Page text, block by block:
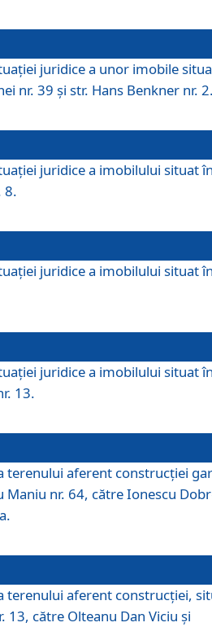
juridice a unor imobile
nr. 39 și str. Hans Benkner nr.
juridice a imobilului situat
8.
juridice a imobilului situat
juridice a imobilului situat
13.
terenului aferent construcției
Maniu nr. 64, către Ionescu
terenului aferent construcției,
13, către Olteanu Dan Viciu și